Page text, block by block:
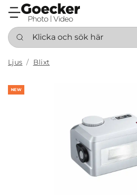
Klicka och sök här
Ljus Blixt
NEW